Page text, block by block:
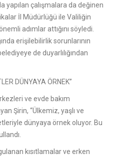
yapılan çalışmalara da değinen
İl Müdürlüğü ile Valiliğin
adımlar attığını söyledi.
erişilebilirlik sorunlarının
de duyarlılığından
DÜNYAYA ÖRNEK”
ve evde bakım
Şirin, “Ülkemiz, yaşlı ve
dünyaya örnek oluyor. Bu
kısıtlamalar ve erken